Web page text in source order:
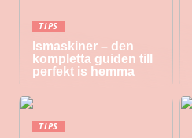
TIPS
Ismaskiner – den
kompletta guiden till
perfekt is hemma
TIPS